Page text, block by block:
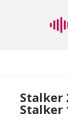
Stalker
Stalker